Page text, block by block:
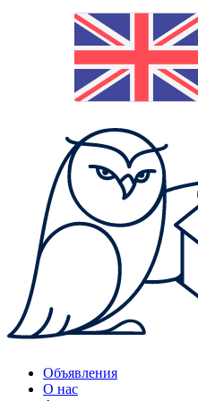
Объявления
О нас